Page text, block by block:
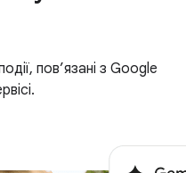
пов’язані з Google